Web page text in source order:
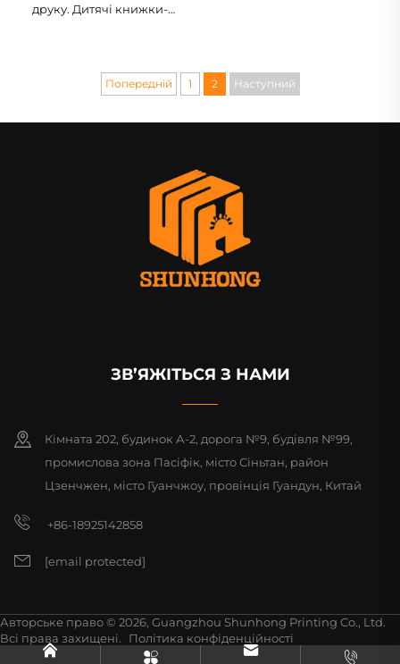
друку. Дитячі книжки-
Попередній 1 2 Наступний
ЗВ’ЯЖІТЬСЯ З НАМИ
Кімната 202, будинок А-2, дорога №9, будівля №99,
промислова зона Пасіфік, місто Сіньтан, район
Цзенчжен, місто Гуанчжоу, провінція Гуандун, Китай
+86-18925142858
[email protected]
Авторське право © 2026, Guangzhou Shunhong Printing Co., Ltd.
Всі права захищені.
Політика конфіденційності